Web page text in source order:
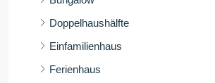
Doppelhaushälfte
Einfamilienhaus
Ferienhaus